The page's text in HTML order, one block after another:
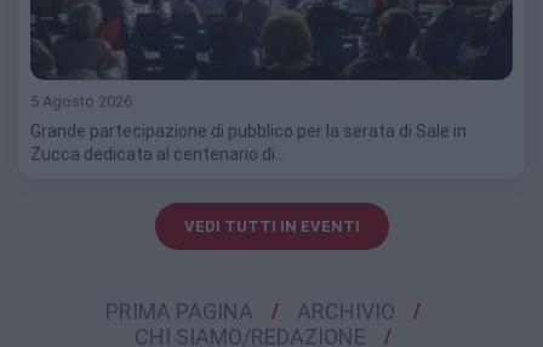
5 Agosto 2026
Grande partecipazione di pubblico per la serata di Sale in
Zucca dedicata al centenario di…
VEDI TUTTI IN EVENTI
PRIMA PAGINA
ARCHIVIO
CHI SIAMO/REDAZIONE